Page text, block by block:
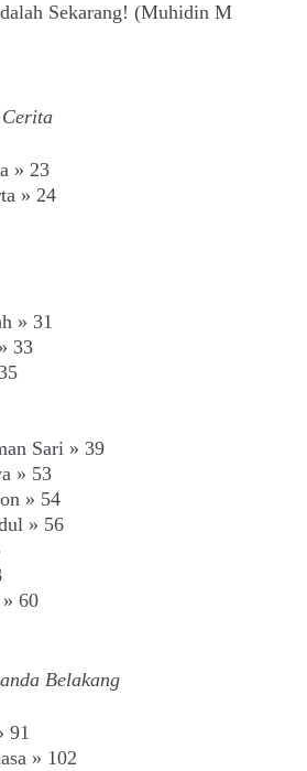
Sekarang! (Muhidin M
» 23
» 24
» 31
33
Sari » 39
» 53
» 54
» 56
60
Belakang
91
» 102